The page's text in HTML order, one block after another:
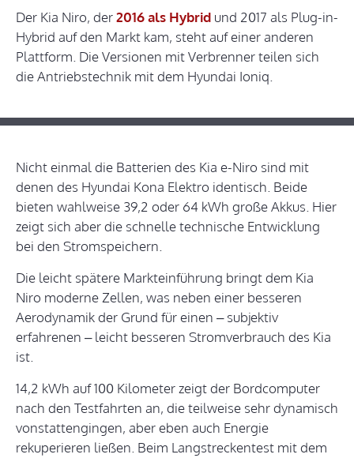
Der Kia Niro, der2016 als Hybrid und 2017 als Plug-in-
Hybrid auf den Markt kam, steht auf einer anderen
Plattform. Die Versionen mit Verbrenner teilen sich
die Antriebstechnik mit dem Hyundai Ioniq.
Nicht einmal die Batterien des Kia e-Niro sind mit
denen des Hyundai Kona Elektro identisch. Beide
bieten wahlweise 39,2 oder 64 kWh große Akkus. Hier
zeigt sich aber die schnelle technische Entwicklung
bei den Stromspeichern.
Die leicht spätere Markteinführung bringt dem Kia
Niro moderne Zellen, was neben einer besseren
Aerodynamik der Grund für einen – subjektiv
erfahrenen – leicht besseren Stromverbrauch des Kia
ist.
14,2 kWh auf 100 Kilometer zeigt der Bordcomputer
nach den Testfahrten an, die teilweise sehr dynamisch
vonstattengingen, aber eben auch Energie
rekuperieren ließen. Beim Langstreckentest mit dem